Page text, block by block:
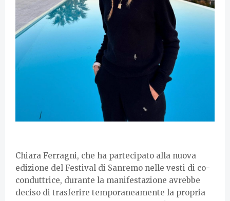
Chiara Ferragni, che ha partecipato alla nuova
edizione del Festival di Sanremo nelle vesti di co-
conduttrice, durante la manifestazione avrebbe
deciso di trasferire temporaneamente la propria